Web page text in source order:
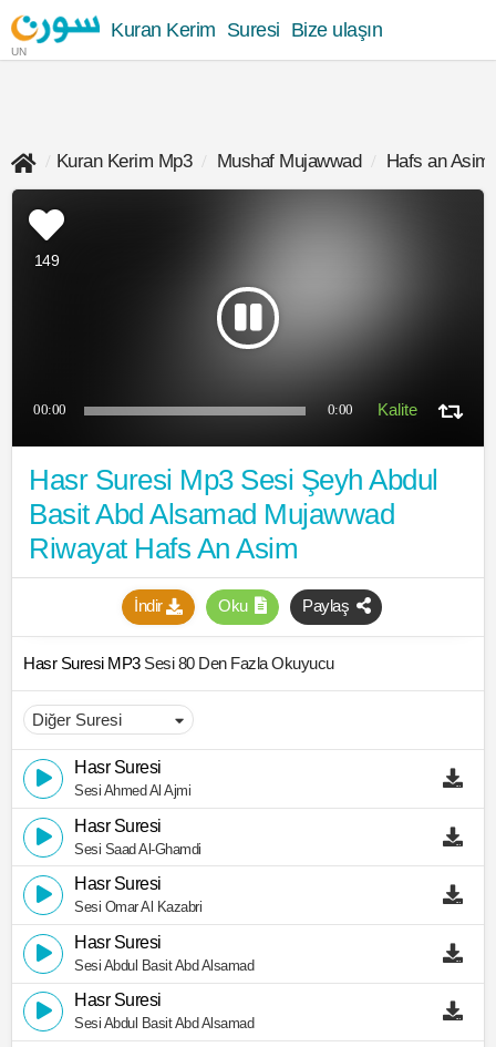
UN
Kuran Kerim Suresi Bize ulaşın
Kuran Kerim Mp3 Mushaf Mujawwad Hafs an Asim
149
00:00 0:00
Hasr Suresi Mp3 Sesi Şeyh Abdul
Basit Abd Alsamad Mujawwad
Riwayat Hafs An Asim
İndir Oku Paylaş
Hasr Suresi MP3 Sesi 80 Den Fazla Okuyucu
Hasr Suresi
Sesi Ahmed Al Ajmi
Hasr Suresi
Sesi Saad Al-Ghamdi
Hasr Suresi
Sesi Omar Al Kazabri
Hasr Suresi
Sesi Abdul Basit Abd Alsamad
Hasr Suresi
Sesi Abdul Basit Abd Alsamad